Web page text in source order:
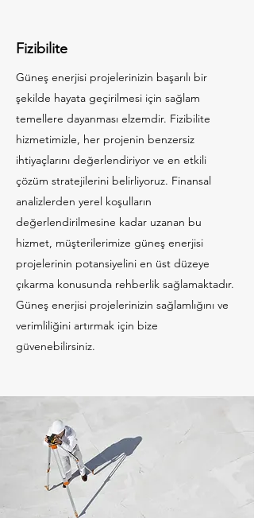
Fizibilite
Güneş enerjisi projelerinizin başarılı bir
şekilde hayata geçirilmesi için sağlam
temellere dayanması elzemdir. Fizibilite
hizmetimizle, her projenin benzersiz
ihtiyaçlarını değerlendiriyor ve en etkili
çözüm stratejilerini belirliyoruz. Finansal
analizlerden yerel koşulların
değerlendirilmesine kadar uzanan bu
hizmet, müşterilerimize güneş enerjisi
projelerinin potansiyelini en üst düzeye
çıkarma konusunda rehberlik sağlamaktadır.
Güneş enerjisi projelerinizin sağlamlığını ve
verimliliğini artırmak için bize
güvenebilirsiniz.